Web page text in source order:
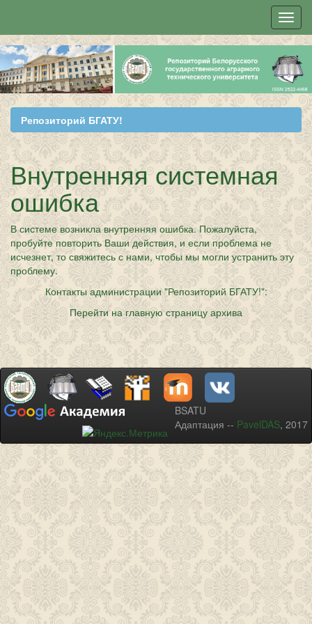
Skip
navigation
Репозиторий БГАТУ!
Внутренняя системная
ошибка
В системе возникла внутренняя ошибка. Пожалуйста,
пробуйте повторить Ваши действия, и если проблема не
исчезнет, то свяжитесь с нами, чтобы мы могли устранить эту
проблему.
Контакты администрации "Репозиторий БГАТУ!":
Перейти на главную страницу архива
BSATU
Адаптация -- PavelDAS, 2017